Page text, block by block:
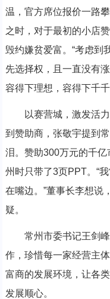
温，官方席位报价一路
之时，对于最初的小店
毁约嫌贫爱富。“考虑到
先选择权，且一直没有
容得下理想，容得下千
以赛营城，激发活力
到赞助商，张敬宇提到
泪。赞助300万元的千
州时只带了3页PPT。“
在嘴边。”董事长李想说
疑。
常州市委书记王剑峰
作，珍惜每一家经营主
富商的发展环境，让各
发展顺心。